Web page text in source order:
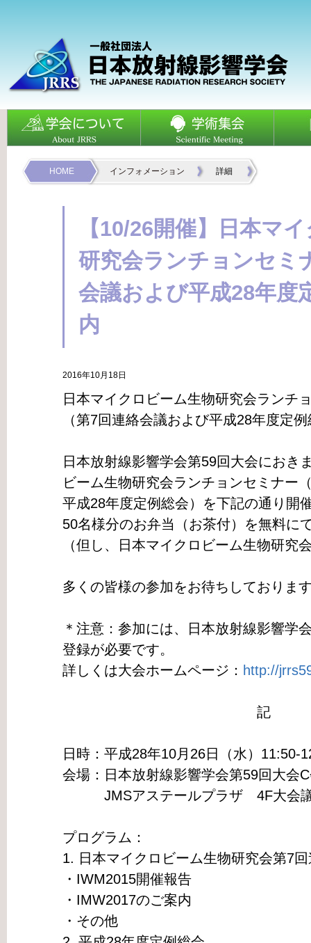
HOME インフォメーション 詳細
【10/26開催】日本マ
研究会ランチョンセミ
会議および平成28年度
内
2016年10月18日
日本マイクロビーム生物研究会ランチ
（第7回連絡会議および平成28年度定
日本放射線影響学会第59回大会におき
ビーム生物研究会ランチョンセミナー
平成28年度定例総会）を下記の通り開
50名様分のお弁当（お茶付）を無料に
（但し、日本マイクロビーム生物研究
多くの皆様の参加をお待ちしておりま
＊注意：参加には、日本放射線影響学
登録が必要です。
詳しくは大会ホームページ： http://
記
日時：平成28年10月26日（水）11:50-
会場：日本放射線影響学会第59回大会
JMSアステールプラザ 4F大会
プログラム：
1. 日本マイクロビーム生物研究会第7
・IWM2015開催報告
・IMW2017のご案内
・その他